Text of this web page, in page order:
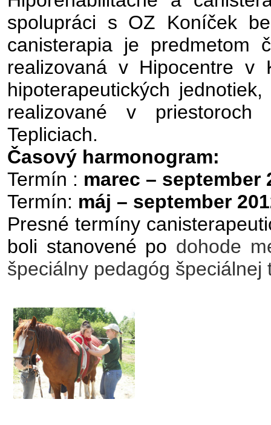
spolupráci s OZ Koníček
canisterapia je predmetom
realizovaná v Hipocentre v
hipoterapeutických
realizované v
Tepliciach.
Časový harmonogram:
Termín : marec – september
Termín: máj – september
Presné termíny
boli stanovené po dohode
špeciálny pedagóg špeciálnej